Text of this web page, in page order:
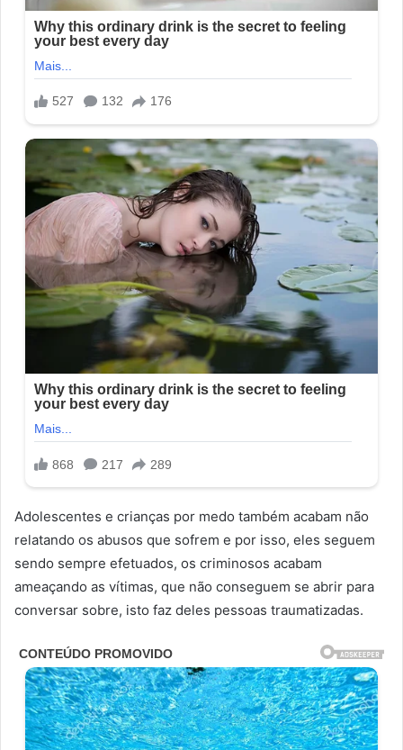
Adolescentes e crianças por medo também acabam não
relatando os abusos que sofrem e por isso, eles seguem
sendo sempre efetuados, os criminosos acabam
ameaçando as vítimas, que não conseguem se abrir para
conversar sobre, isto faz deles pessoas traumatizadas.